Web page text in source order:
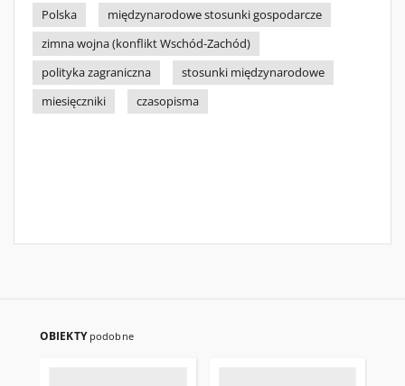
Polska
międzynarodowe stosunki gospodarcze
zimna wojna (konflikt Wschód-Zachód)
polityka zagraniczna
stosunki międzynarodowe
miesięczniki
czasopisma
OBIEKTY podobne